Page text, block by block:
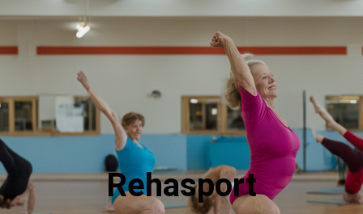
Rehasport